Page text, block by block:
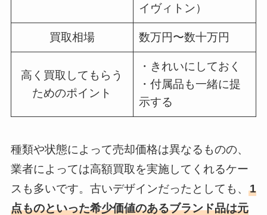
イヴィトン）
買取相場 数万円〜数十万円
高く買取してもらう
ためのポイント
・きれいにしておく
・付属品も一緒に提
示する
種類や状態によって売却価格は異なるものの、
業者によっては高額買取を実施してくれるケー
スも多いです。古いデザインだったとしても、 1
点ものといった希少価値のあるブランド品は元